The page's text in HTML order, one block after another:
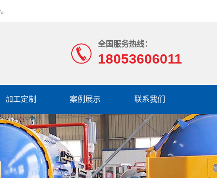
全国服务热线：
18053606011
加工定制 案例展示 联系我们